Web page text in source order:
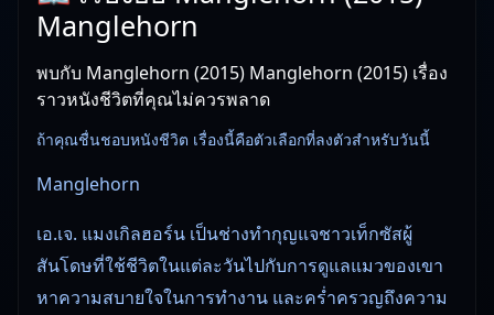
Manglehorn
พบกับ Manglehorn (2015) Manglehorn (2015) เรื่อง
ราวหนังชีวิตที่คุณไม่ควรพลาด
ถ้าคุณชื่นชอบหนังชีวิต เรื่องนี้คือตัวเลือกที่ลงตัวสำหรับวันนี้
Manglehorn
เอ.เจ. แมงเกิลฮอร์น เป็นช่างทำกุญแจชาวเท็กซัสผู้
สันโดษที่ใช้ชีวิตในแต่ละวันไปกับการดูแลแมวของเขา
หาความสบายใจในการทำงาน และคร่ำครวญถึงความ